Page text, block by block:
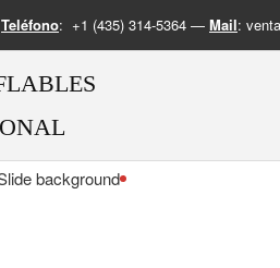
Teléfono: +1 (435) 314-5364 — Mail: